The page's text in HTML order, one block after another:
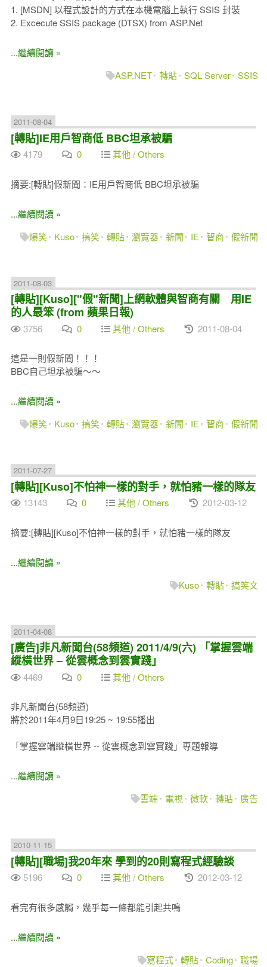
1. [MSDN] 以程式設計的方式在本機電腦上執行 SSIS 封裝
2. Excecute SSIS package (DTSX) from ASP.Net
...繼續閱讀 »
ASP.NET 轉貼 SQL Server SSIS
2011-08-04
[轉貼]IE用戶智商低 BBC坦承被騙
4179 0 其他 / Others
摘要:[轉貼]假新聞：IE用戶智商低 BBC坦承被騙
...繼續閱讀 »
爆笑
Kuso 搞笑 轉貼 瀏覽器 新聞 IE 智商 假新聞
2011-08-03
[轉貼][Kuso]["假"新聞]上網軟體與智商有關 用IE
的人最笨 (from 蘋果日報)
3756 0 其他 / Others 2011-08-04
這是一則假新聞！！！
BBC自己坦承被騙～～
...繼續閱讀 »
爆笑
Kuso 搞笑 轉貼 瀏覽器 新聞 IE 智商 假新聞
2011-07-27
[轉貼][Kuso]不怕神一樣的對手，就怕豬一樣的隊友
13143 0 其他 / Others 2012-03-12
摘要:[轉貼][Kuso]不怕神一樣的對手，就怕豬一樣的隊友
...繼續閱讀 »
Kuso 轉貼 搞笑文
2011-04-08
[廣告]非凡新聞台(58頻道) 2011/4/9(六) 「掌握雲端
縱橫世界 – 從雲概念到雲實踐」
4469 0 其他 / Others
非凡新聞台(58頻道)
將於2011年4月9日19:25 ~ 19:55播出
「掌握雲端縱橫世界 -- 從雲概念到雲實踐」專題報導
...繼續閱讀 »
雲端
電視 微軟 轉貼 廣告
2010-11-15
[轉貼][職場]我20年來 學到的20則寫程式經驗談
5196 0 其他 / Others 2012-03-12
看完有很多感觸，幾乎每一條都能引起共鳴
...繼續閱讀 »
寫程式 轉貼 Coding 職場